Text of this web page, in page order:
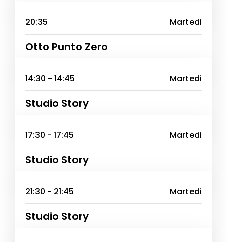
20:35 Martedi
Otto Punto Zero
14:30 - 14:45 Martedi
Studio Story
17:30 - 17:45 Martedi
Studio Story
21:30 - 21:45 Martedi
Studio Story